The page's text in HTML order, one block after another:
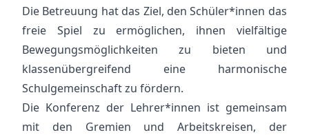
Die Betreuung hat das Ziel, den Schüler*innen das
freie Spiel zu ermöglichen, ihnen vielfältige
Bewegungsmöglichkeiten zu bieten und
klassenübergreifend eine harmonische
Schulgemeinschaft zu fördern.
Die Konferenz der Lehrer*innen ist gemeinsam
mit den Gremien und Arbeitskreisen, der